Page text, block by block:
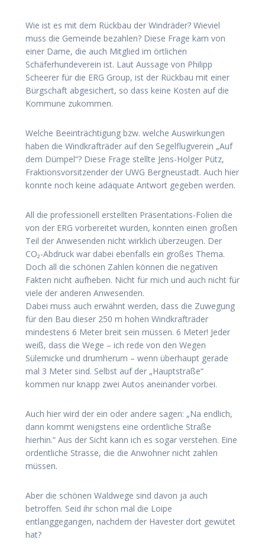
Wie ist es mit dem Rückbau der Windräder? Wieviel
muss die Gemeinde bezahlen? Diese Frage kam von
einer Dame, die auch Mitglied im örtlichen
Schäferhundeverein ist. Laut Aussage von Philipp
Scheerer für die ERG Group, ist der Rückbau mit einer
Bürgschaft abgesichert, so dass keine Kosten auf die
Kommune zukommen.
Welche Beeinträchtigung bzw. welche Auswirkungen
haben die Windkrafträder auf den Segelflugverein „Auf
dem Dümpel“? Diese Frage stellte Jens-Holger Pütz,
Fraktionsvorsitzender der UWG Bergneustadt. Auch hier
konnte noch keine adäquate Antwort gegeben werden.
All die professionell erstellten Präsentations-Folien die
von der ERG vorbereitet wurden, konnten einen großen
Teil der Anwesenden nicht wirklich überzeugen. Der
CO₂-Abdruck war dabei ebenfalls ein großes Thema.
Doch all die schönen Zahlen können die negativen
Fakten nicht aufheben. Nicht für mich und auch nicht für
viele der anderen Anwesenden.
Dabei muss auch erwähnt werden, dass die Zuwegung
für den Bau dieser 250 m hohen Windkrafträder
mindestens 6 Meter breit sein müssen. 6 Meter! Jeder
weiß, dass die Wege – ich rede von den Wegen
Sülemicke und drumherum – wenn überhaupt gerade
mal 3 Meter sind. Selbst auf der „Hauptstraße“
kommen nur knapp zwei Autos aneinander vorbei.
Auch hier wird der ein oder andere sagen: „Na endlich,
dann kommt wenigstens eine ordentliche Straße
hierhin.“ Aus der Sicht kann ich es sogar verstehen. Eine
ordentliche Strasse, die die Anwohner nicht zahlen
müssen.
Aber die schönen Waldwege sind davon ja auch
betroffen. Seid ihr schon mal die Loipe
entlanggegangen, nachdem der Havester dort gewütet
hat?